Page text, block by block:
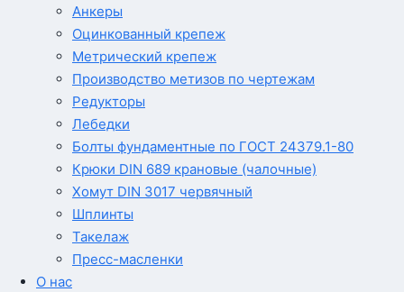
Анкеры
Оцинкованный крепеж
Метрический крепеж
Производство метизов по чертежам
Редукторы
Лебедки
Болты фундаментные по ГОСТ 24379.1-80
Крюки DIN 689 крановые (чалочные)
Хомут DIN 3017 червячный
Шплинты
Такелаж
Пресс-масленки
О нас